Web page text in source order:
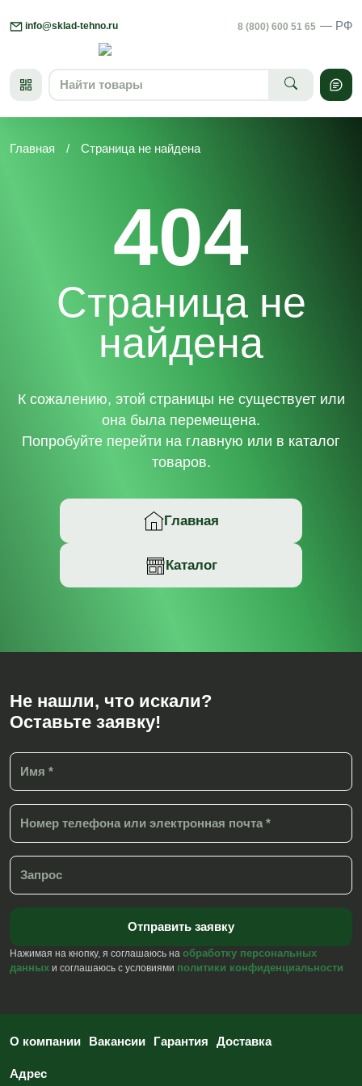
to
info@sklad-tehno.ru 8 (800) 600 51 65 — РФ
Главная / Страница не найдена
404
Страница не
найдена
К сожалению, этой страницы не существует или
она была перемещена.
Попробуйте перейти на главную или в каталог
товаров.
Главная
Каталог
Не нашли, что искали?
Оставьте заявку!
Нажимая на кнопку, я соглашаюсь на обработку персональных
данных и соглашаюсь с условиями политики конфиденциальности
О компании Вакансии Гарантия Доставка
Адрес